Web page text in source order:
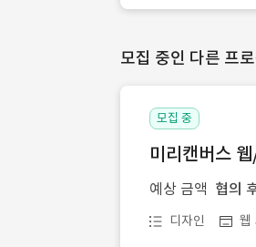
모집 중인 다른 프
모집 중
미리캔버스
예상 금액 협의
디자인 웹